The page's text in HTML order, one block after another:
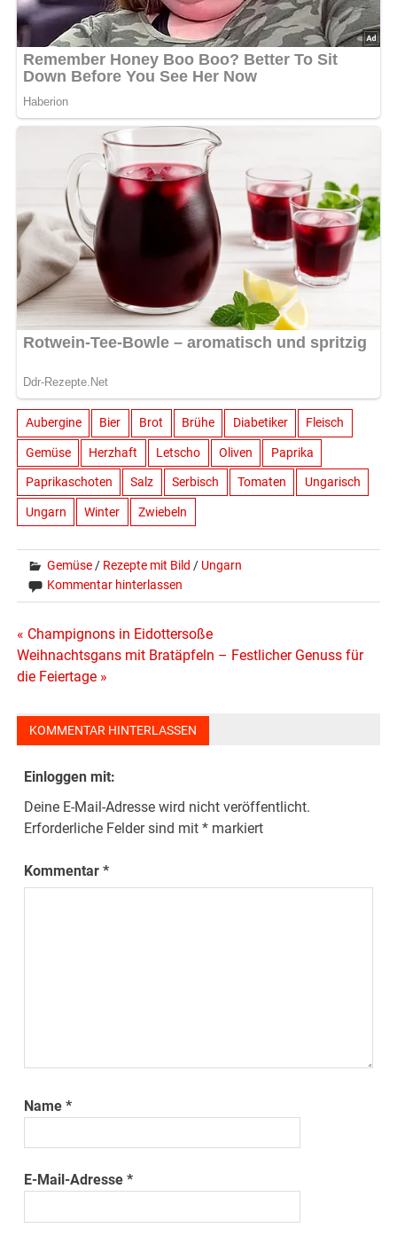
Aubergine Bier Brot Brühe Diabetiker Fleisch
Gemüse Herzhaft Letscho Oliven Paprika
Paprikaschoten Salz Serbisch Tomaten Ungarisch
Ungarn Winter Zwiebeln
Gemüse / Rezepte mit Bild / Ungarn
Kommentar hinterlassen
Beitragsnavigation
« Champignons in Eidottersoße
Weihnachtsgans mit Bratäpfeln – Festlicher Genuss für
die Feiertage »
KOMMENTAR HINTERLASSEN
Einloggen mit:
Deine E-Mail-Adresse wird nicht veröffentlicht.
Erforderliche Felder sind mit* markiert
Kommentar*
Name*
E-Mail-Adresse*